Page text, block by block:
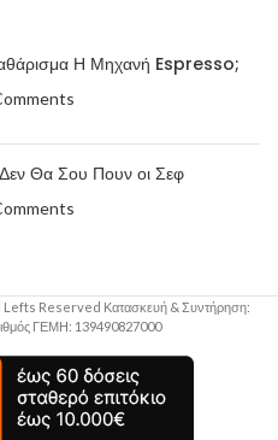
Καθάρισμα Η Μηχανή Espresso;
Θα Σου Πουν οι Σεφ
Reserved Κατασκευή & Συντήρηση:
ΓΕΜΗ: 139490827000